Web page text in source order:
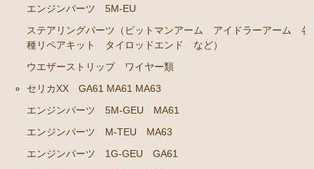
エンジンパーツ 5M-GEU MZ11
エンジンパーツ 6M-GEU MZ12
エンジンパーツ 共通（マウント イグニッションコ
エンジンパーツ 5M-EU
ステアリングパーツ（ピットマンアーム アイドラーアーム 各
種リペアキット タイロッドエンド など）
ウエザーストリップ ワイヤー類
セリカXX GA61 MA61 MA63
エンジンパーツ 5M-GEU MA61
エンジンパーツ M-TEU MA63
エンジンパーツ 1G-GEU GA61